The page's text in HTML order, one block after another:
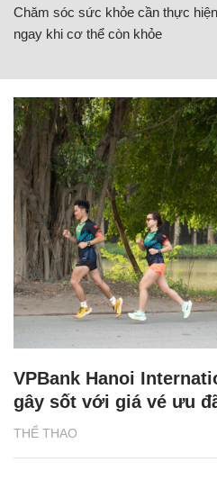
Chăm sóc sức khỏe cần thực hiện
ngay khi cơ thể còn khỏe
THỂ THAO
VPBank Hanoi
gây sốt với giá vé ưu